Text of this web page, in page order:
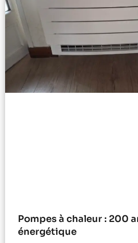
Pompes à chaleur : 200
énergétique